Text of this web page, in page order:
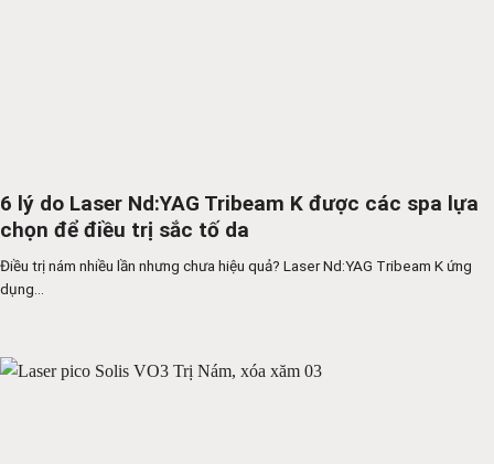
6 lý do Laser Nd:YAG Tribeam K được các spa lựa
chọn để điều trị sắc tố da
Điều trị nám nhiều lần nhưng chưa hiệu quả? Laser Nd:YAG Tribeam K ứng
dụng...